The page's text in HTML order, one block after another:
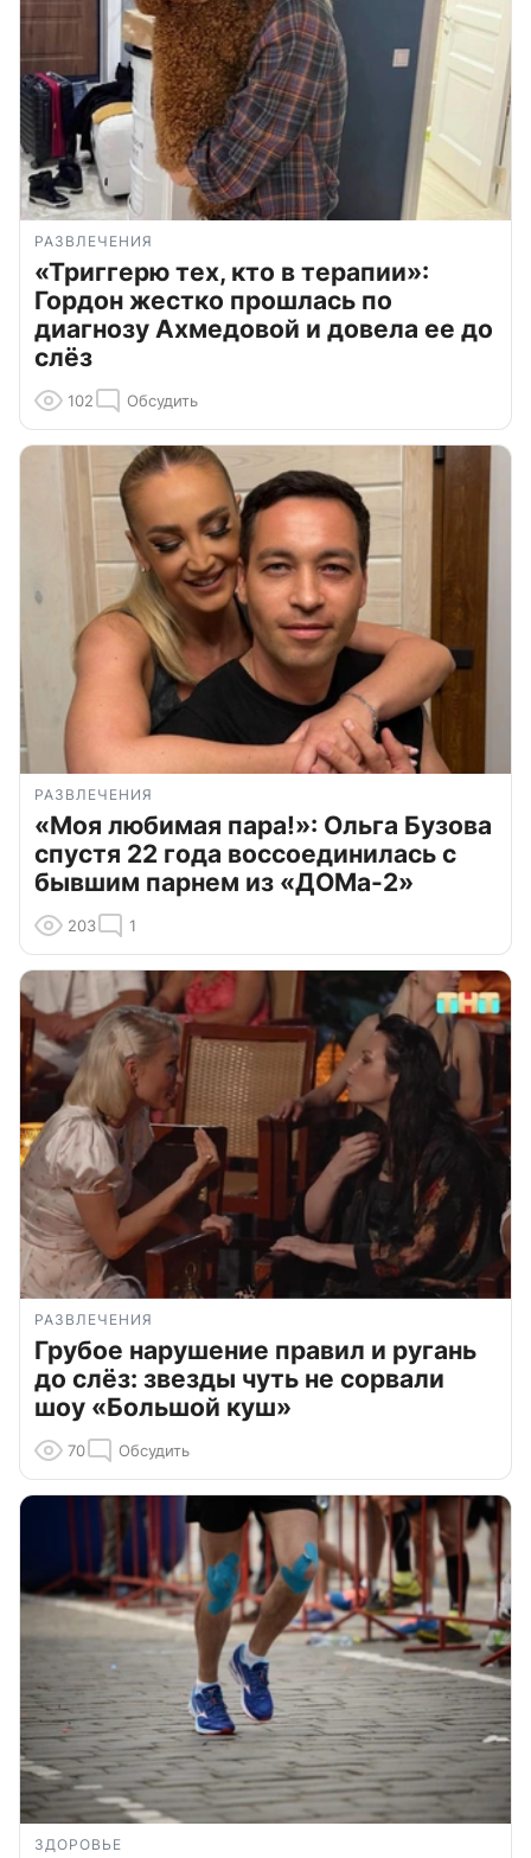
РАЗВЛЕЧЕНИЯ
«Триггерю тех, кто в терапии»:
Гордон жестко прошлась по
диагнозу Ахмедовой и довела ее до
слёз
102 Обсудить
РАЗВЛЕЧЕНИЯ
«Моя любимая пара!»: Ольга Бузова
спустя 22 года воссоединилась с
бывшим парнем из «ДОМа-2»
203 1
РАЗВЛЕЧЕНИЯ
Грубое нарушение правил и ругань
до слёз: звезды чуть не сорвали
шоу «Большой куш»
70 Обсудить
ЗДОРОВЬЕ